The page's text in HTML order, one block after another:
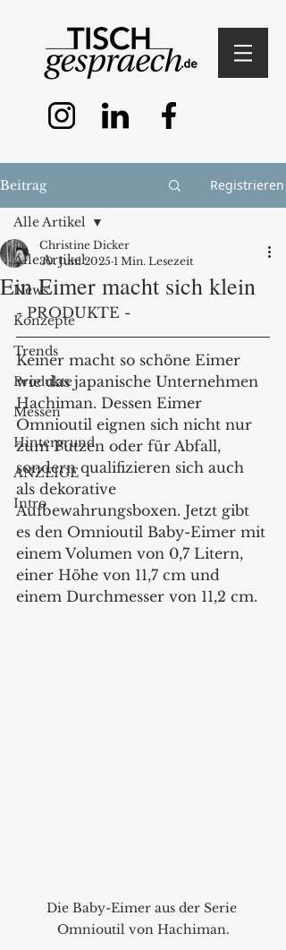
Beitrag Registrieren
Alle Artikel
News
Konzepte
Trends
Produkte
Messen
Hintergrund
ANZEIGE
Intro
Alle Artikel
Ein Eimer macht sich klein
Christine Dicker
30. Juni 2025 1 Min. Lesezeit
- PRODUKTE -
Keiner macht so schöne Eimer
wie das japanische Unternehmen
Hachiman. Dessen Eimer
Omnioutil eignen sich nicht nur
zum Putzen oder für Abfall,
sondern qualifizieren sich auch
als dekorative
Aufbewahrungsboxen. Jetzt gibt
es den Omnioutil Baby-Eimer mit
einem Volumen von 0,7 Litern,
einer Höhe von 11,7 cm und
einem Durchmesser von 11,2 cm.
Die Baby-Eimer aus der Serie
Omnioutil von Hachiman.